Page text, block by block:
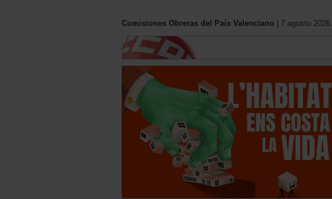
Comisiones Obreras del País Valenciano | 7 agosto 2026.